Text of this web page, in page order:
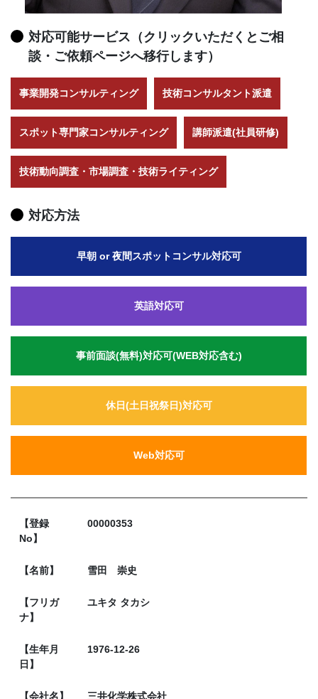
対応可能サービス（クリックいただくとご相
談・ご依頼ページへ移行します）
事業開発コンサルティング 技術コンサルタント派遣
スポット専門家コンサルティング 講師派遣(社員研修)
技術動向調査・市場調査・技術ライティング
対応方法
早朝 or 夜間スポットコンサル対応可
英語対応可
事前面談(無料)対応可(WEB対応含む)
休日(土日祝祭日)対応可
Web対応可
【登録
No】
00000353
【名前】 雪田 崇史
【フリガ
ナ】
ユキタ タカシ
【生年月
日】
1976-12-26
【会社名】 三井化学株式会社